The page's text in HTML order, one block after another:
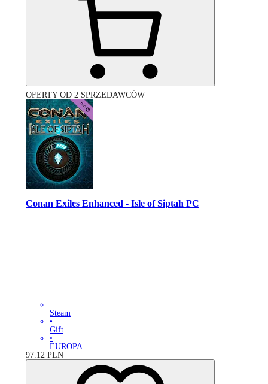
OFERTY OD 2 SPRZEDAWCÓW
Conan Exiles Enhanced - Isle of Siptah PC
Steam
•
Gift
•
EUROPA
97.12 PLN